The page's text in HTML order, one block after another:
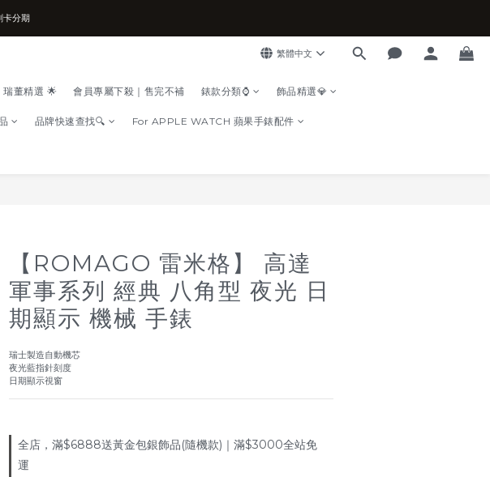
發票
繁體中文
瑞董精選 🌟 會員專屬下殺｜售完不補 錶款分類⌚ 飾品精選💎
品牌快速查找🔍 For APPLE WATCH 蘋果手錶配件
【ROMAGO 雷米格】 高達
軍事系列 經典 八角型 夜光 日
期顯示 機械 手錶
瑞士製造自動機芯
夜光藍指針刻度
日期顯示視窗
全店，滿$6888送黃金包銀飾品(隨機款)｜滿$3000全站免
運